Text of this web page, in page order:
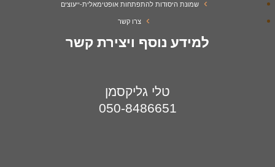
שמונת היסודות להתפתחות אופטימאלית-ייעוצים
צרו קשר
למידע נוסף ויצירת קשר
טלי גליקסמן
050-8486651